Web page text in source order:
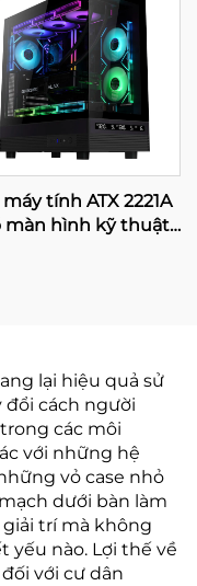
tính ATX 2221A
màn hình kỹ thuật
lại hiệu quả sử
cách người
các môi
với những hệ
vỏ case nhỏ
dưới bàn làm
trí mà không
yếu nào. Lợi thế về
với cư dân